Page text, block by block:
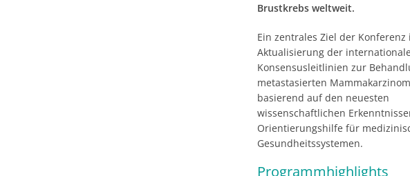
Brustkrebs weltweit.
Ein zentrales Ziel der Konferenz
Aktualisierung der
Konsensusleitlinien zur
metastasierten
basierend auf den neuesten
wissenschaftlichen
Orientierungshilfe für
Gesundheitssystemen.
Programmhighlights